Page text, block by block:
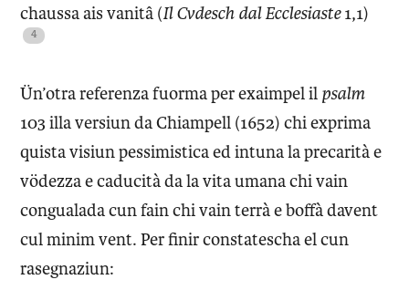
chaussa ais vanitâ (Il Cvdesch dal Ecclesiaste1,1)
Ün’otra referenza fuorma per exaimpel il psalm
103 illa versiun da Chiampell (1652) chi exprima
quista visiun pessimistica ed intuna la precarità e
vödezza e caducità da la vita umana chi vain
congualada cun fain chi vain terrà e boffà davent
cul minim vent. Per finir constatescha el cun
rasegnaziun: